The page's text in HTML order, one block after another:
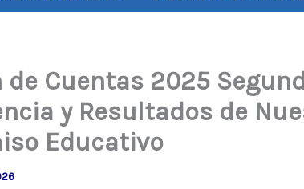
de Cuentas 2025
y Resultados de
Educativo